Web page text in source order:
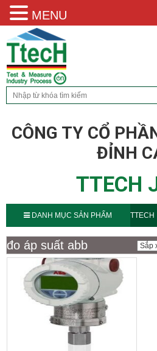
CÔNG TY CỔ
ĐỈNH
TTECH
DANH MỤC SẢN PHẨM TTECH
suất
đo áp suất abb
MENU